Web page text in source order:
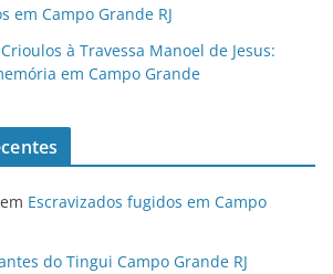
em Campo Grande RJ
à Travessa Manoel de Jesus:
em Campo Grande
em Escravizados fugidos em Campo
do Tingui Campo Grande RJ